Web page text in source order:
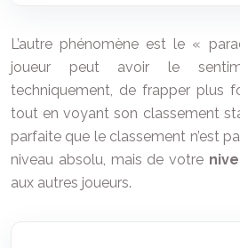
L’autre phénomène est le «
joueur peut avoir le
techniquement, de frapper plus
tout en voyant son classement
parfaite que le classement n’est
niveau absolu, mais de votre
aux autres joueurs.